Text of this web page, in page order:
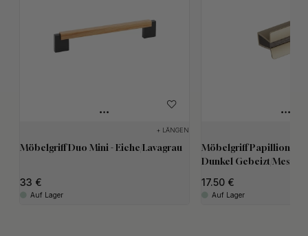
+ LÄNGEN
Möbelgriff Duo Mini - Eiche/Lavagrau
33
Auf Lager
Möbelgriff Papillion -
Dunkel Gebeizt/
17.50
Auf Lager